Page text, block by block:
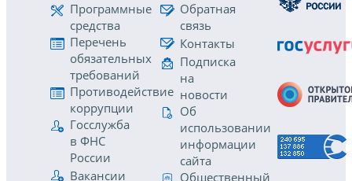
Программные
средства
Перечень
обязательных
требований
Противодействие
коррупции
Госслужба
в ФНС
России
Вакансии
Обратная
связь
Контакты
Подписка
на
новости
Об
использовании
информации
сайта
Общественный